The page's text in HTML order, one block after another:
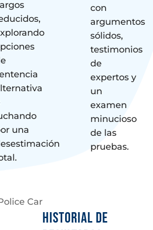
una
con
argumentos
sólidos,
testimonios
de
expertos y
un
examen
minucioso
de las
pruebas.
HISTORIAL DE